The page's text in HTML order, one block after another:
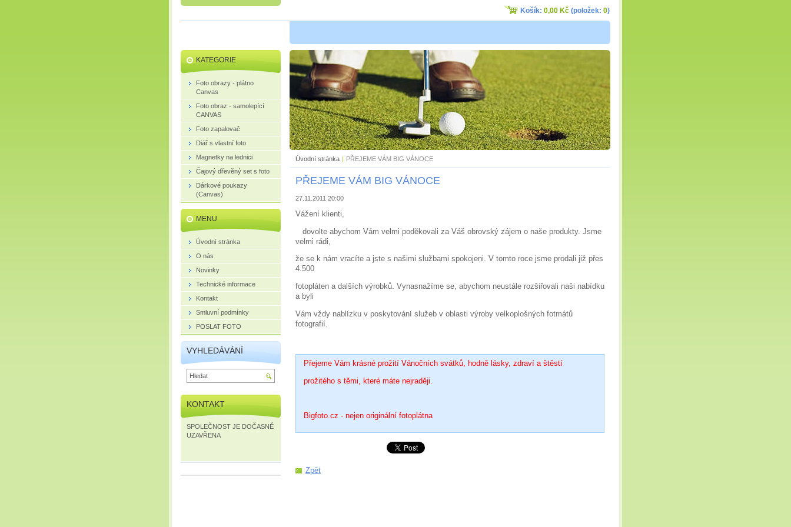
Úvodní stránka | PŘEJEME VÁM BIG VÁNOCE
PŘEJEME VÁM BIG VÁNOCE
27.11.2011 20:00
Vážení klienti,
dovolte abychom Vám velmi poděkovali za Váš obrovský zájem o naše produkty. Jsme
velmi rádi,
že se k nám vracíte a jste s našimi službami spokojeni. V tomto roce jsme prodali již přes
4.500
fotopláten a dalších výrobků. Vynasnažíme se, abychom neustále rozšiřovali naši nabídku
a byli
Vám vždy nablízku v poskytování služeb v oblasti výroby velkoplošných fotmátů
fotografií.
Přejeme Vám krásné prožití Vánočních svátků, hodně lásky, zdraví a štěstí
prožitého s těmi, které máte nejraději.
Bigfoto.cz - nejen originální fotoplátna
Zpět
KATEGORIE
Foto obrazy - plátno
Canvas
Foto obraz - samolepící
CANVAS
Foto zapalovač
Diář s vlastní foto
Magnetky na lednici
Čajový dřevěný set s foto
Dárkové poukazy
(Canvas)
MENU
Úvodní stránka
O nás
Novinky
Technické informace
Kontakt
Smluvní podmínky
POSLAT FOTO
VYHLEDÁVÁNÍ
KONTAKT
SPOLEČNOST JE DOČASNĚ
UZAVŘENA
Košík: 0,00 Kč (položek: 0)